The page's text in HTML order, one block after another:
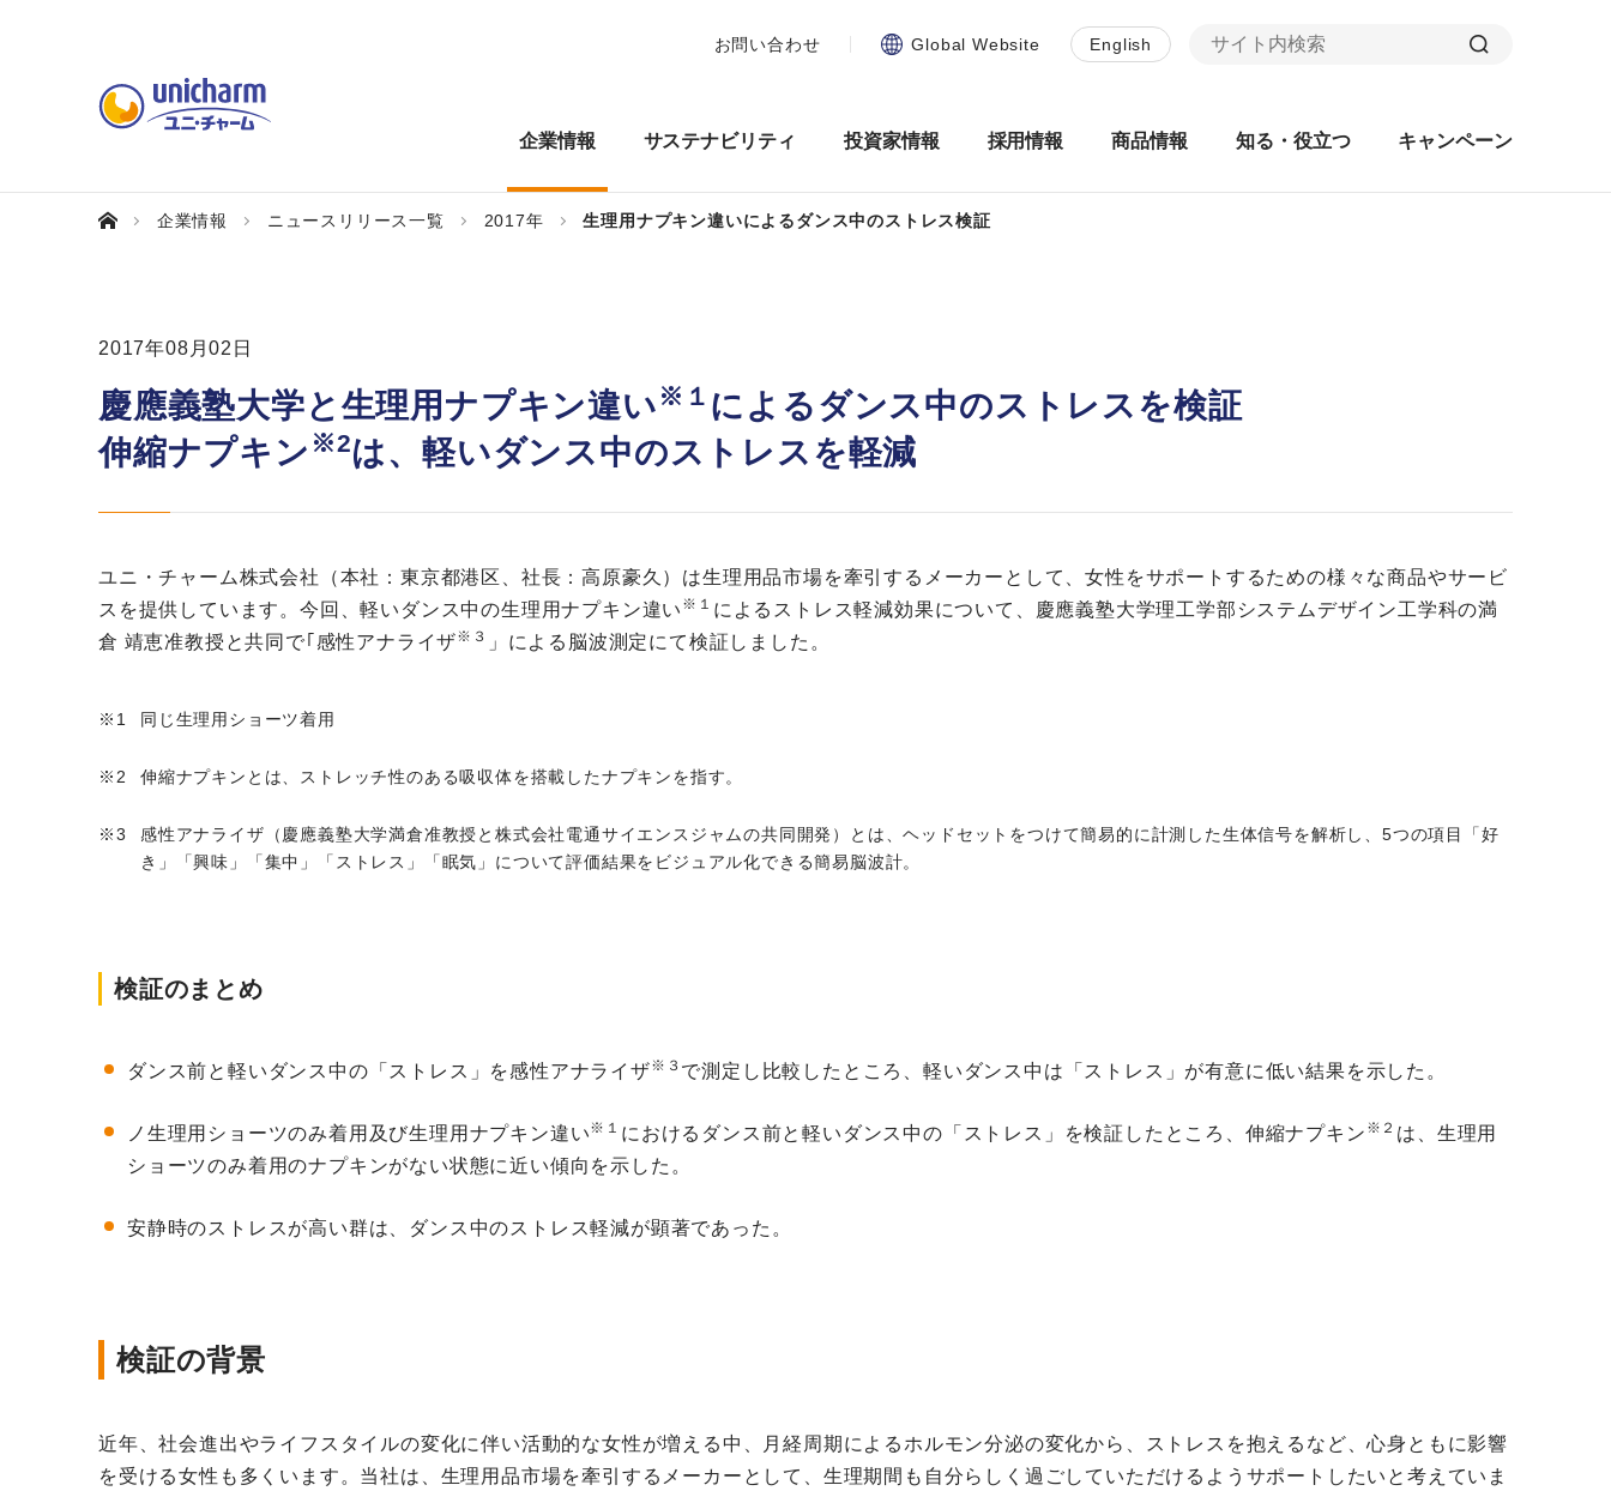
企業情報 サステナビリティ 投資家情報 採用情報 商品情報 知る・役立つ キャンペーン
お問い合わせ Global Website English
企業情報 ニュースリリース一覧 2017年 生理用ナプキン違いによるダンス中のストレス検証
2017年08月02日
慶應義塾大学と生理用ナプキン違い ※１ によるダンス中のストレスを検証
伸縮ナプキン ※2は、軽いダンス中のストレスを軽減
ユニ・チャーム株式会社（本社：東京都港区、社長：高原豪久）は生理用品市場を牽引するメーカーとして、女性をサポートするための様々な商品やサービ
スを提供しています。今回、軽いダンス中の生理用ナプキン違い ※１ によるストレス軽減効果について、慶應義塾大学理工学部システムデザイン工学科の満
倉 靖恵准教授と共同で｢感性アナライザ※３ 」による脳波測定にて検証しました。
同じ生理用ショーツ着用
伸縮ナプキンとは、ストレッチ性のある吸収体を搭載したナプキンを指す。
感性アナライザ（慶應義塾大学満倉准教授と株式会社電通サイエンスジャムの共同開発）とは、ヘッドセットをつけて簡易的に計測した生体信号を解析し、5つの項目「好
き」「興味」「集中」「ストレス」「眠気」について評価結果をビジュアル化できる簡易脳波計。
検証のまとめ
ダンス前と軽いダンス中の「ストレス」を感性アナライザ※３ で測定し比較したところ、軽いダンス中は「ストレス」が有意に低い結果を示した。
ノ生理用ショーツのみ着用及び生理用ナプキン違い※１ におけるダンス前と軽いダンス中の「ストレス」を検証したところ、伸縮ナプキン ※２ は、生理用
ショーツのみ着用のナプキンがない状態に近い傾向を示した。
安静時のストレスが高い群は、ダンス中のストレス軽減が顕著であった。
検証の背景
近年、社会進出やライフスタイルの変化に伴い活動的な女性が増える中、月経周期によるホルモン分泌の変化から、ストレスを抱えるなど、心身ともに影響
を受ける女性も多くいます。当社は、生理用品市場を牽引するメーカーとして、生理期間も自分らしく過ごしていただけるようサポートしたいと考えていま